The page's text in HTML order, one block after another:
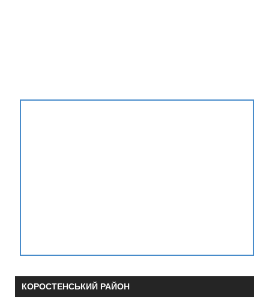
КОРОСТЕНСЬКИЙ РАЙОН